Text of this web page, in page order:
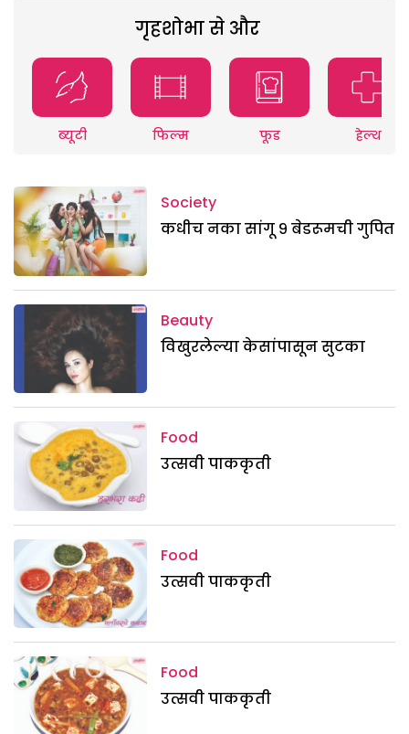
गृहशोभा से और
ब्यूटी फिल्म फूड हेल्थ
Society
कधीच नका सांगू ९ बेडरूमची गुपित
Beauty
विखुरलेल्या केसांपासून सुटका
Food
उत्सवी पाककृती
Food
उत्सवी पाककृती
Food
उत्सवी पाककृती